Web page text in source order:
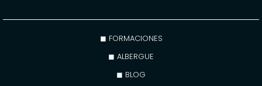
◼ FORMACIONES
◼ ALBERGUE
◼ BLOG